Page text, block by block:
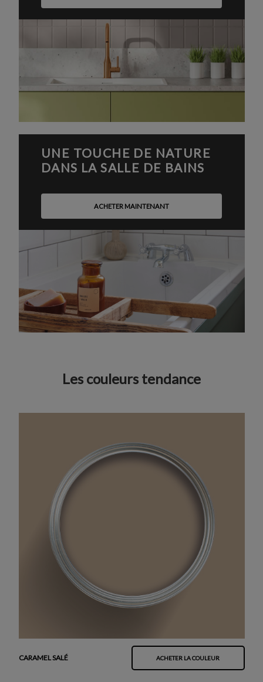
UNE TOUCHE DE NATURE
DANS LA SALLE DE BAINS
ACHETER MAINTENANT
Les couleurs tendance
CARAMEL SALÉ ACHETER LA COULEUR